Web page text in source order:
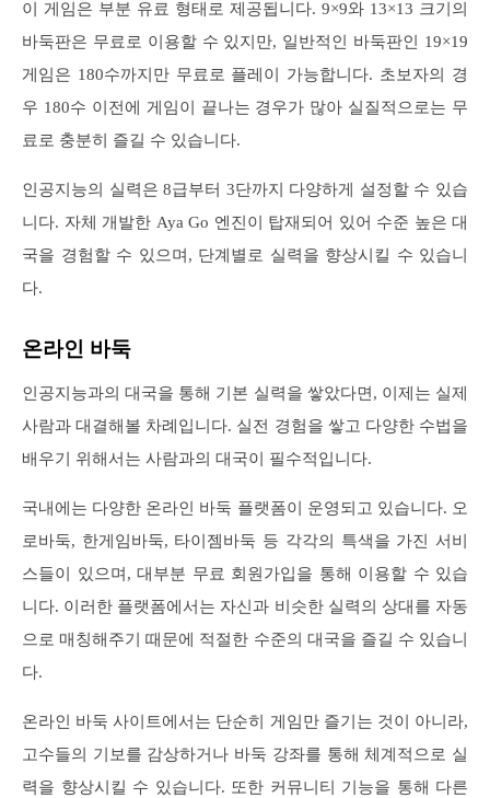
이 게임은 부분 유료 형태로 제공됩니다. 9×9와 13×13 크기의
바둑판은 무료로 이용할 수 있지만, 일반적인 바둑판인 19×19
게임은 180수까지만 무료로 플레이 가능합니다. 초보자의 경
우 180수 이전에 게임이 끝나는 경우가 많아 실질적으로는 무
료로 충분히 즐길 수 있습니다.
인공지능의 실력은 8급부터 3단까지 다양하게 설정할 수 있습
니다. 자체 개발한 Aya Go 엔진이 탑재되어 있어 수준 높은 대
국을 경험할 수 있으며, 단계별로 실력을 향상시킬 수 있습니
다.
온라인 바둑
인공지능과의 대국을 통해 기본 실력을 쌓았다면, 이제는 실제
사람과 대결해볼 차례입니다. 실전 경험을 쌓고 다양한 수법을
배우기 위해서는 사람과의 대국이 필수적입니다.
국내에는 다양한 온라인 바둑 플랫폼이 운영되고 있습니다. 오
로바둑, 한게임바둑, 타이젬바둑 등 각각의 특색을 가진 서비
스들이 있으며, 대부분 무료 회원가입을 통해 이용할 수 있습
니다. 이러한 플랫폼에서는 자신과 비슷한 실력의 상대를 자동
으로 매칭해주기 때문에 적절한 수준의 대국을 즐길 수 있습니
다.
온라인 바둑 사이트에서는 단순히 게임만 즐기는 것이 아니라,
고수들의 기보를 감상하거나 바둑 강좌를 통해 체계적으로 실
력을 향상시킬 수 있습니다. 또한 커뮤니티 기능을 통해 다른